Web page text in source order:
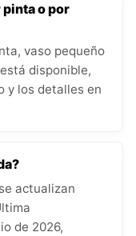
o por
vaso pequeño
disponible,
y los detalles en
actualizan
de 2026,